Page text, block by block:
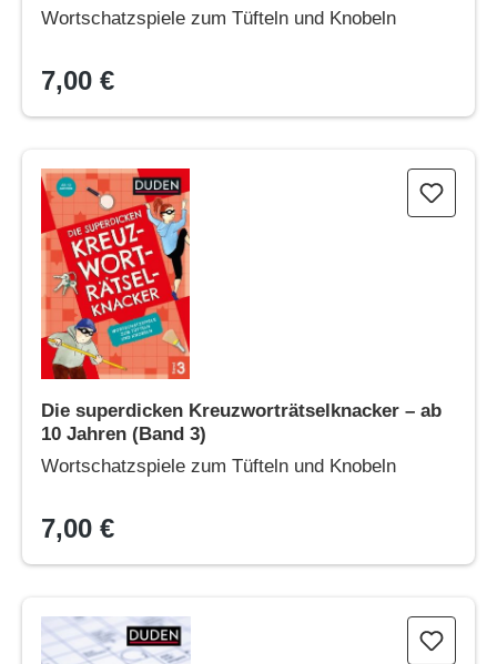
Wortschatzspiele zum Tüfteln und Knobeln
7,00 €
Die superdicken Kreuzworträtselknacker – ab 10 Jahren
Die superdicken Kreuzworträtselknacker – ab
10 Jahren (Band 3)
Wortschatzspiele zum Tüfteln und Knobeln
7,00 €
Duden – Das große Kreuzworträtsel-Lexikon